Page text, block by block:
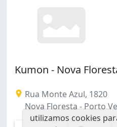
Kumon - Nova
Rua Monte Azul, 1820
Nova Floresta - Porto
utilizamos cookies